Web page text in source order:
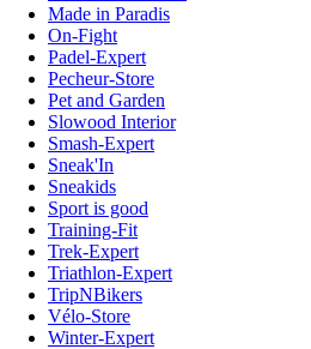
Made in Paradis
On-Fight
Padel-Expert
Pecheur-Store
Pet and Garden
Slowood Interior
Smash-Expert
Sneak'In
Sneakids
Sport is good
Training-Fit
Trek-Expert
Triathlon-Expert
TripNBikers
Vélo-Store
Winter-Expert